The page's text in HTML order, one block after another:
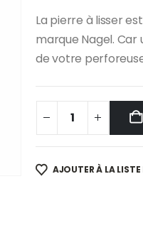
La pierre à lisser
marque Nagel.
de votre
AJOUTER À LA LISTE